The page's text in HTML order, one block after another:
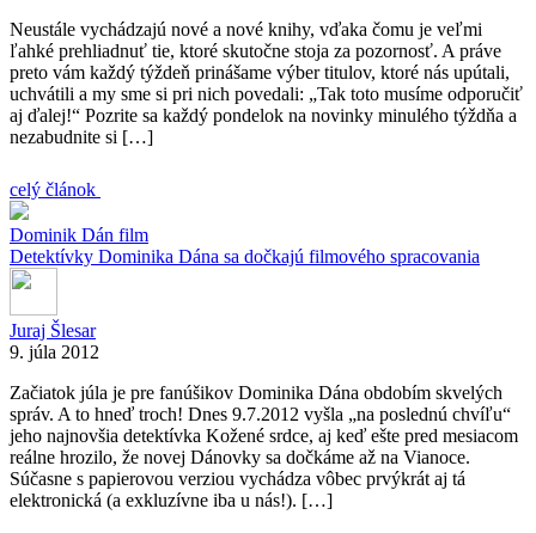
Neustále vychádzajú nové a nové knihy, vďaka čomu je veľmi
ľahké prehliadnuť tie, ktoré skutočne stoja za pozornosť. A práve
preto vám každý týždeň prinášame výber titulov, ktoré nás upútali,
uchvátili a my sme si pri nich povedali: „Tak toto musíme odporučiť
aj ďalej!“ Pozrite sa každý pondelok na novinky minulého týždňa a
nezabudnite si […]
celý článok
Dominik Dán film
Detektívky Dominika Dána sa dočkajú filmového spracovania
Juraj Šlesar
9. júla 2012
Začiatok júla je pre fanúšikov Dominika Dána obdobím skvelých
správ. A to hneď troch! Dnes 9.7.2012 vyšla „na poslednú chvíľu“
jeho najnovšia detektívka Kožené srdce, aj keď ešte pred mesiacom
reálne hrozilo, že novej Dánovky sa dočkáme až na Vianoce.
Súčasne s papierovou verziou vychádza vôbec prvýkrát aj tá
elektronická (a exkluzívne iba u nás!). […]